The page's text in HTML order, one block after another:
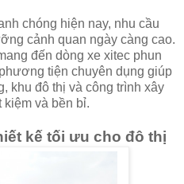
chóng hiện nay, nhu cầu
cảnh quan ngày càng cao.
đến dòng xe xitec phun
tiện chuyên dụng giúp
khu đô thị và công trình xây
và bền bỉ.
kế tối ưu cho đô thị